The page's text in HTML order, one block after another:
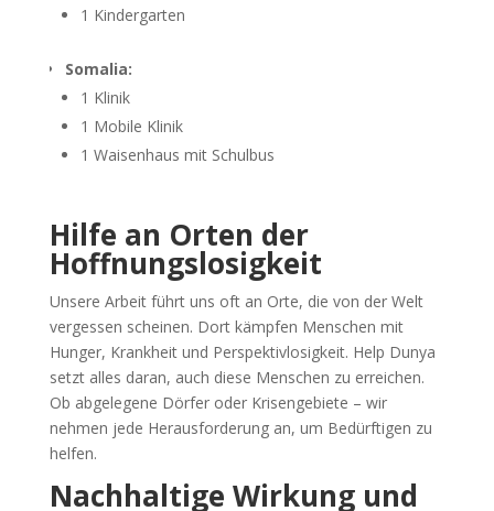
1 Kindergarten
Somalia:
1 Klinik
1 Mobile Klinik
1 Waisenhaus mit Schulbus
Hilfe an Orten der
Hoffnungslosigkeit
Unsere Arbeit führt uns oft an Orte, die von der Welt
vergessen scheinen. Dort kämpfen Menschen mit
Hunger, Krankheit und Perspektivlosigkeit. Help Dunya
setzt alles daran, auch diese Menschen zu erreichen.
Ob abgelegene Dörfer oder Krisengebiete – wir
nehmen jede Herausforderung an, um Bedürftigen zu
helfen.
Nachhaltige Wirkung und